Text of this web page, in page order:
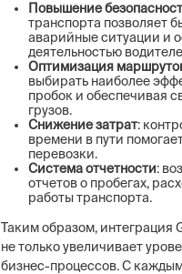
Повышение
транспорта позволяет
аварийные ситуации и
деятельностью
Оптимизация
выбирать наиболее
пробок и обеспечивая
грузов.
Снижение затрат:
времени в пути
перевозки.
Система отчетности:
отчетов о пробегах,
работы транспорта.
Таким образом, интеграция
не только увеличивает
бизнес-процессов. С